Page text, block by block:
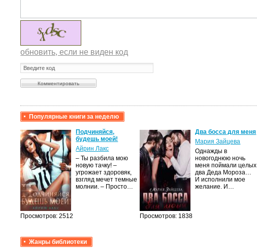
обновить, если не виден код
Популярные книги за неделю
Просмотров: 2512
Подчиняйся,
будешь моей!
Айрин Лакс
– Ты разбила мою
новую тачку! –
угрожает здоровяк,
взгляд мечет темные
молнии. – Просто…
Просмотров: 1838
Два босса для меня
Мария Зайцева
Однажды в
новогоднюю ночь
меня поймали целых
два Деда Мороза…
И исполнили мое
желание. И…
Жанры библиотеки